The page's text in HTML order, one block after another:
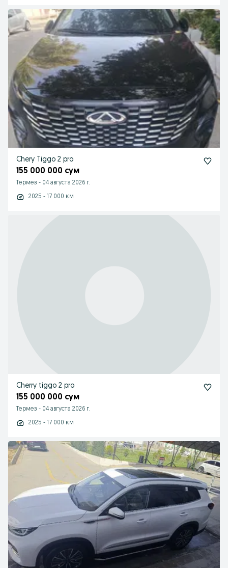
Chery Tiggo 2 pro
155 000 000 сум
Термез - 04 августа 2026 г.
2025 - 17 000 км
Cherry tiggo 2 pro
155 000 000 сум
Термез - 04 августа 2026 г.
2025 - 17 000 км